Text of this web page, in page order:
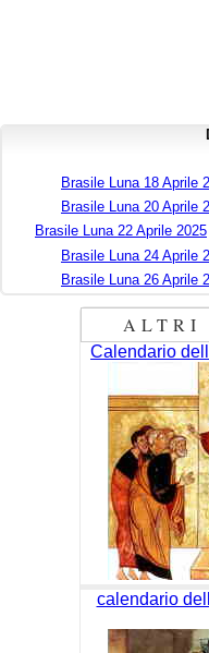
Brasile Luna 18 Aprile
Brasile Luna 20 Aprile
Brasile Luna 22 Aprile 2025
Brasile Luna 24 Aprile
Brasile Luna 26 Aprile
ALTRI
Calendario
calendario